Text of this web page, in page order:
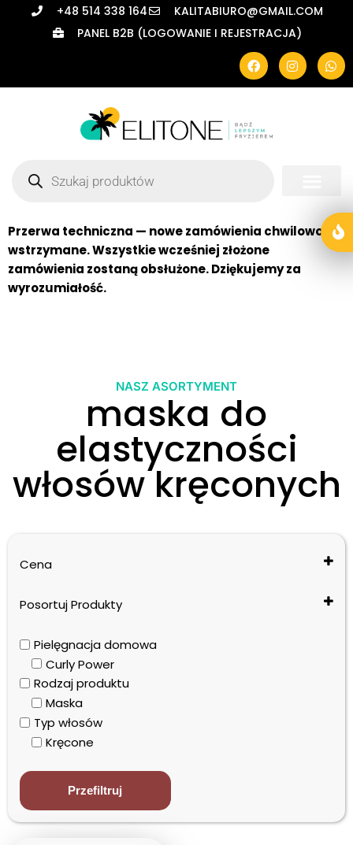
+48 514 338 164
KALITABIURO@GMAIL.COM
PANEL B2B (LOGOWANIE I REJESTRACJA)
Przerwa techniczna — nowe zamówienia chwilowo
wstrzymane. Wszystkie wcześniej złożone
zamówienia zostaną obsłużone. Dziękujemy za
wyrozumiałość.
NASZ ASORTYMENT
maska do
elastyczności
włosów kręconych
Cena
Posortuj Produkty
Cena: od najwyższej do najniższej
Nazwa: od A do Z
Nazwa: od Z do A
Pielęgnacja domowa
Curly Power
Rodzaj produktu
Maska
Typ włosów
Kręcone
Przefiltruj